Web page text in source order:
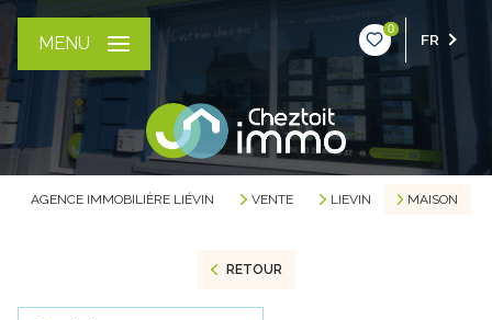
0
FR
MENU
AGENCE IMMOBILIÈRE LIÉVIN VENTE LIEVIN MAISON
RETOUR